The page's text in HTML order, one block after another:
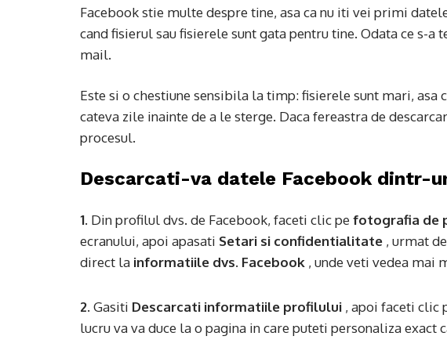
Facebook stie multe despre tine, asa ca nu iti vei primi
cand fisierul sau fisierele sunt gata pentru tine. Odata ce s-a
mail.
Este si o chestiune sensibila la timp: fisierele sunt mari, asa
cateva zile inainte de a le sterge. Daca fereastra de
procesul.
Descarcati-va datele Facebook dintr-
1. Din profilul dvs. de Facebook, faceti clic pe fotografia de
ecranului, apoi apasati Setari si confidentialitate , urmat de
direct la informatiile dvs. Facebook , unde veti vedea mai
2. Gasiti Descarcati informatiile profilului , apoi faceti clic
lucru va va duce la o pagina in care puteti personaliza exact